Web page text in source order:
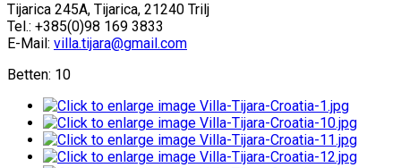
Tijarica 245A, Tijarica, 21240 Trilj
Tel.: +385(0)98 169 3833
E-Mail: villa.tijara@gmail.com
Betten: 10